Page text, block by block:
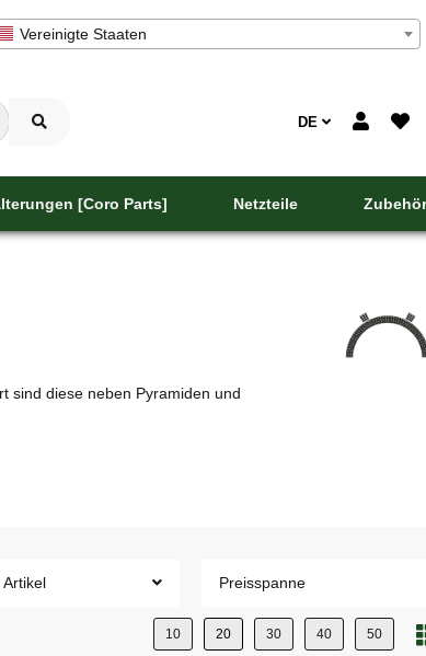
Vereinigte Staaten
DE
[Coro Parts] Netzteile Zubehör
sind diese neben Pyramiden und
Schwibbögen
Preisspanne
10 20 30 40 50